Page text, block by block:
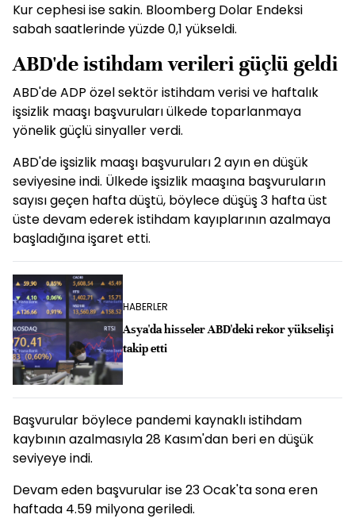
Kur cephesi ise sakin. Bloomberg Dolar Endeksi
sabah saatlerinde yüzde 0,1 yükseldi.
ABD'de istihdam verileri güçlü geldi
ABD'de ADP özel sektör istihdam verisi ve haftalık
işsizlik maaşı başvuruları ülkede toparlanmaya
yönelik güçlü sinyaller verdi.
ABD'de işsizlik maaşı başvuruları 2 ayın en düşük
seviyesine indi. Ülkede işsizlik maaşına başvuruların
sayısı geçen hafta düştü, böylece düşüş 3 hafta üst
üste devam ederek istihdam kayıplarının azalmaya
başladığına işaret etti.
HABERLER
Asya'da hisseler ABD'deki rekor yükselişi
takip etti
Başvurular böylece pandemi kaynaklı istihdam
kaybının azalmasıyla 28 Kasım'dan beri en düşük
seviyeye indi.
Devam eden başvurular ise 23 Ocak'ta sona eren
haftada 4.59 milyona geriledi.